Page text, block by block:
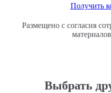
Получить
Выбрать